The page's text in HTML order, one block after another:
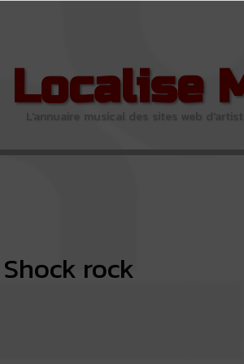
Localise
L'annuaire musical des sites web
Shock rock